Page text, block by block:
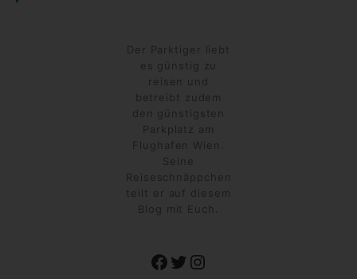
Der Parktiger liebt
es günstig zu
reisen und
betreibt zudem
den günstigsten
Parkplatz am
Flughafen Wien.
Seine
Reiseschnäppchen
teilt er auf diesem
Blog mit Euch.
Facebook
TwitterInstagram